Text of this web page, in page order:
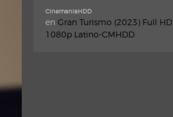
CinemaniaHDD
en Gran Turismo (2023) Full HD
1080p Latino-CMHDD